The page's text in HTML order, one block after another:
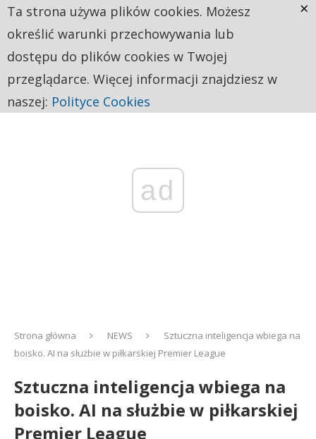
ad
Strona główna NEWS
Sztuczna inteligencja wbiega na
boisko. AI na służbie w piłkarskiej Premier League
Sztuczna inteligencja wbiega na
boisko. AI na służbie w piłkarskiej
Premier League
Ta strona używa plików cookies. Możesz
określić warunki przechowywania lub
dostępu do plików cookies w Twojej
przeglądarce. Więcej informacji znajdziesz w
naszej: Polityce Cookies
×